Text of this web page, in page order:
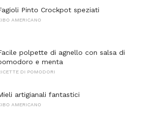
Pinto Crockpot speziati
AMERICANO
polpette di agnello con salsa di
e menta
DI POMODORI
artigianali fantastici
AMERICANO